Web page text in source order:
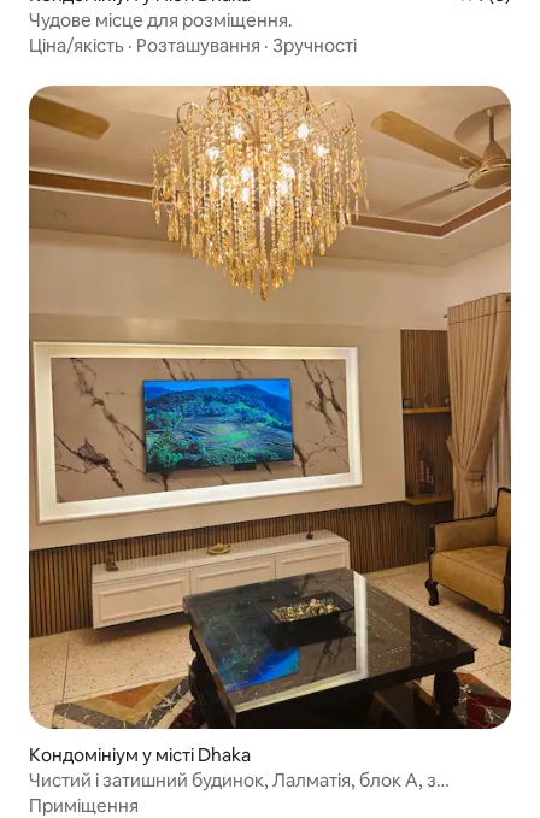
Чудове місце для розміщення.
Ціна/якість · Розташування · Зручності
Кондомініум у місті Dhaka
Чистий і затишний будинок, Лалматія, блок А, з
паркінгом
Приміщення